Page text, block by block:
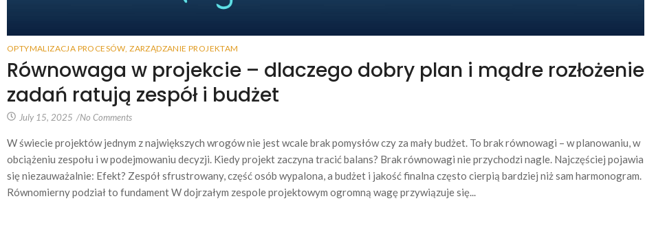
OPTYMALIZACJA PROCESÓW, ZARZĄDZANIE PROJEKTAM
Równowaga w projekcie – dlaczego dobry plan i mądre rozłożenie
zadań ratują zespół i budżet
July 15, 2025 /No Comments
W świecie projektów jednym z największych wrogów nie jest wcale brak pomysłów czy za mały budżet. To brak równowagi – w planowaniu, w
obciążeniu zespołu i w podejmowaniu decyzji. Kiedy projekt zaczyna tracić balans? Brak równowagi nie przychodzi nagle. Najczęściej pojawia
się niezauważalnie: Efekt? Zespół sfrustrowany, część osób wypalona, a budżet i jakość finalna często cierpią bardziej niż sam harmonogram.
Równomierny podział to fundament W dojrzałym zespole projektowym ogromną wagę przywiązuje się...